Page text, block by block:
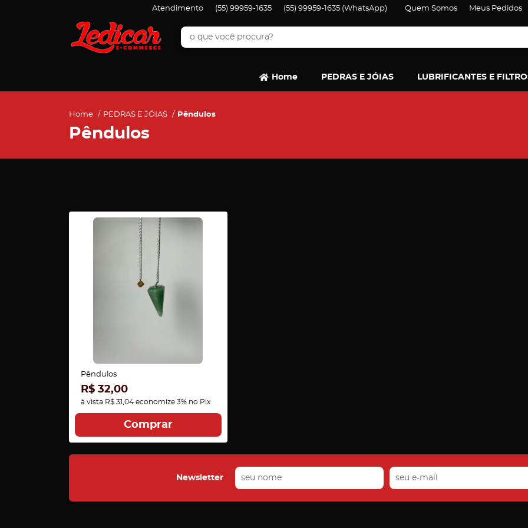
Quem Somos Meus Pedidos
Atendimento (55) 99959-1635 (55) 99959-1635 (WhatsApp)
Home PEDRAS E JÓIAS LUBRIFICANTES E
Home PEDRAS E JÓIAS Pêndulos
Pêndulos
Pêndulos
R$ 32,00
à vista R$ 31,04 economize 3% no Pix
Comprar
Newsletter